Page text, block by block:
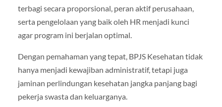
terbagi secara proporsional, peran aktif perusahaan,
serta pengelolaan yang baik oleh HR menjadi kunci
agar program ini berjalan optimal.
Dengan pemahaman yang tepat, BPJS Kesehatan tidak
hanya menjadi kewajiban administratif, tetapi juga
jaminan perlindungan kesehatan jangka panjang bagi
pekerja swasta dan keluarganya.